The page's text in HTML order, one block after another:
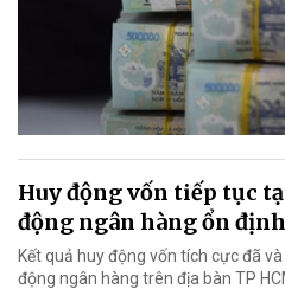
Huy động vốn tiếp tục
động ngân hàng ổn định
Kết quả huy động vốn tích cực đã
động ngân hàng trên địa bàn TP